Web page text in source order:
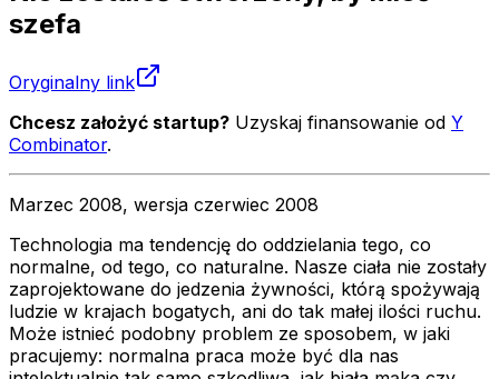
szefa
Oryginalny link
Chcesz założyć startup? Uzyskaj finansowanie od Y
Combinator.
Marzec 2008, wersja czerwiec 2008
Technologia ma tendencję do oddzielania tego, co
normalne, od tego, co naturalne. Nasze ciała nie zostały
zaprojektowane do jedzenia żywności, którą spożywają
ludzie w krajach bogatych, ani do tak małej ilości ruchu.
Może istnieć podobny problem ze sposobem, w jaki
pracujemy: normalna praca może być dla nas